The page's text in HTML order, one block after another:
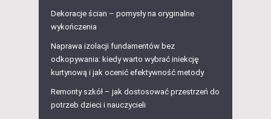
Dekoracje ścian – pomysły na oryginalne
wykończenia
Naprawa izolacji fundamentów bez
odkopywania: kiedy warto wybrać iniekcję
kurtynową i jak ocenić efektywność metody
Remonty szkół – jak dostosować przestrzeń do
potrzeb dzieci i nauczycieli